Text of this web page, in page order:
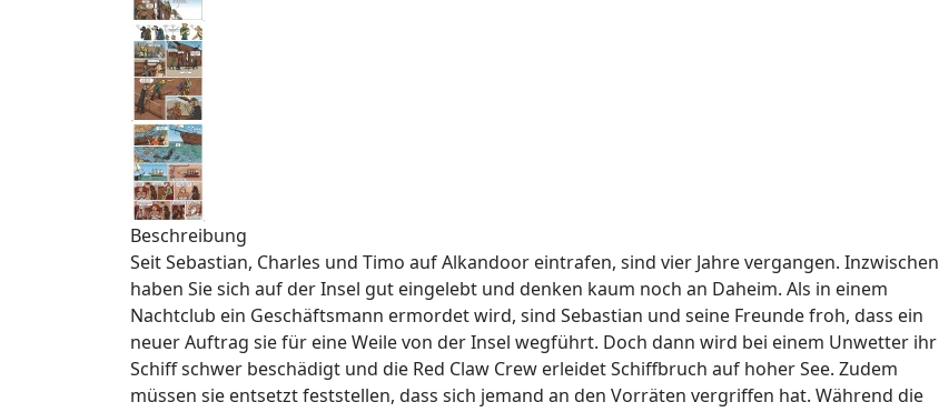
Beschreibung
Seit Sebastian, Charles und Timo auf Alkandoor eintrafen, sind vier Jahre vergangen. Inzwischen
haben Sie sich auf der Insel gut eingelebt und denken kaum noch an Daheim. Als in einem
Nachtclub ein Geschäftsmann ermordet wird, sind Sebastian und seine Freunde froh, dass ein
neuer Auftrag sie für eine Weile von der Insel wegführt. Doch dann wird bei einem Unwetter ihr
Schiff schwer beschädigt und die Red Claw Crew erleidet Schiffbruch auf hoher See. Zudem
müssen sie entsetzt feststellen, dass sich jemand an den Vorräten vergriffen hat. Während die